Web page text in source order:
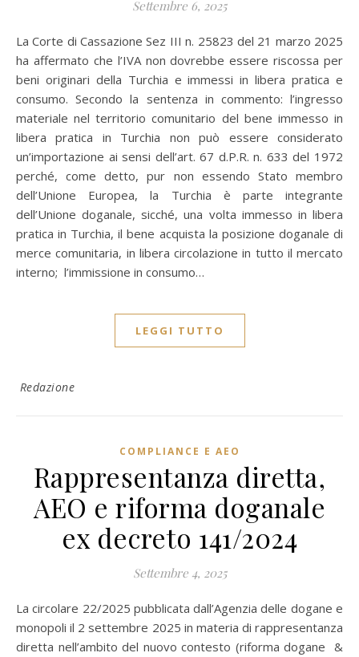
Settembre 6, 2025
La Corte di Cassazione Sez III n. 25823 del 21 marzo 2025
ha affermato che l’IVA non dovrebbe essere riscossa per
beni originari della Turchia e immessi in libera pratica e
consumo. Secondo la sentenza in commento: l’ingresso
materiale nel territorio comunitario del bene immesso in
libera pratica in Turchia non può essere considerato
un’importazione ai sensi dell’art. 67 d.P.R. n. 633 del 1972
perché, come detto, pur non essendo Stato membro
dell’Unione Europea, la Turchia è parte integrante
dell’Unione doganale, sicché, una volta immesso in libera
pratica in Turchia, il bene acquista la posizione doganale di
merce comunitaria, in libera circolazione in tutto il mercato
interno; l’immissione in consumo…
LEGGI TUTTO
Redazione
COMPLIANCE E AEO
Rappresentanza diretta,
AEO e riforma doganale
ex decreto 141/2024
Settembre 4, 2025
La circolare 22/2025 pubblicata dall’Agenzia delle dogane e
monopoli il 2 settembre 2025 in materia di rappresentanza
diretta nell’ambito del nuovo contesto (riforma dogane &